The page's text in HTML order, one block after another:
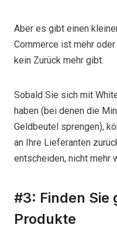
Aber es gibt einen
Commerce ist mehr
kein Zurück mehr gibt.
Sobald Sie sich mit
haben (bei denen die
Geldbeutel sprengen),
an Ihre Lieferanten
entscheiden, nicht mehr
#3: Finden Sie
Produkte